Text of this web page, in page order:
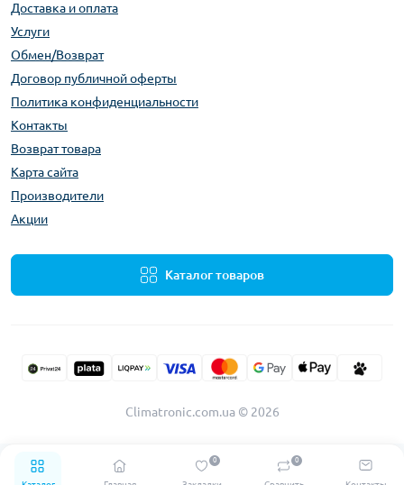
0 0
Доставка и оплата
Услуги
Обмен/Возврат
Договор публичной оферты
Политика конфиденциальности
Контакты
Возврат товара
Карта сайта
Производители
Акции
Каталог товаров
Climatronic.com.ua © 2026